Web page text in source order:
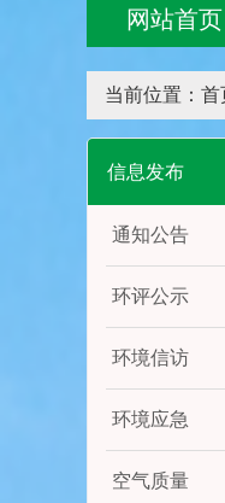
网站首页
当前位置： 首
信息发布
通知公告
环评公示
环境信访
环境应急
空气质量